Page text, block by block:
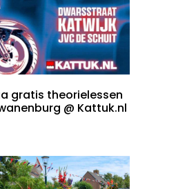
gratis theorielessen
@ Kattuk.nl